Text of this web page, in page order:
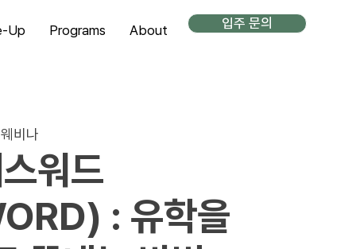
Up Programs About 입주 문의
비나
워드
: 유학을